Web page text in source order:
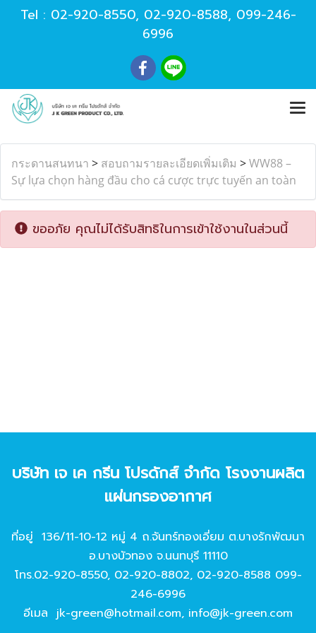
Tel : 02-920-8550, 02-920-8588, 099-246-
6996
กระดานสนทนา > สอบถามรายละเอียดเพิ่มเติม >WW88 –
Sự lựa chọn hàng đầu cho cá cược trực tuyến an toàn
ขออภัย คุณไม่ได้รับสิทธิในการเข้าใช้งานในส่วนนี้
บริษัท เจ เค กรีน โปรดักส์ จํากัด โรงงานผลิต
แผ่นกรองอากาศ
ที่อยู่ 136/11-10-12 หมู่ 4 ถ.จันทร์ทองเอี่ยม ต.บางรักพัฒนา
อ.บางบัวทอง จ.นนทบุรี 11110
โทร.02-920-8550, 02-920-8802, 02-920-8588 099-
246-6996
อีเมล jk-green@hotmail.com, info@jk-green.com